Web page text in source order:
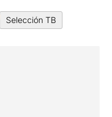
Selección TB